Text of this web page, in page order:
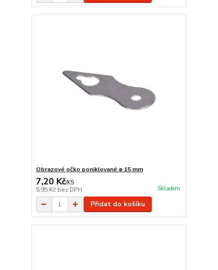
Obrazové očko poniklované ø 15 mm
7,20 Kč/KS
5,95 Kč bez DPH Skladem
Přidat do košíku